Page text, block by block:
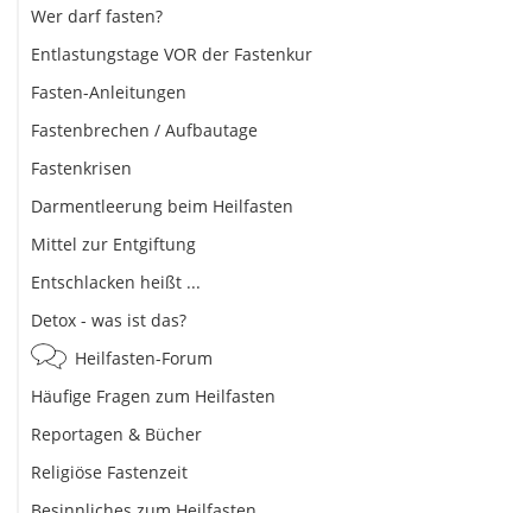
Wer darf fasten?
Entlastungstage VOR der Fastenkur
Fasten-Anleitungen
Fastenbrechen / Aufbautage
Fastenkrisen
Darmentleerung beim Heilfasten
Mittel zur Entgiftung
Entschlacken heißt ...
Detox - was ist das?
Heilfasten-Forum
Häufige Fragen zum Heilfasten
Reportagen & Bücher
Religiöse Fastenzeit